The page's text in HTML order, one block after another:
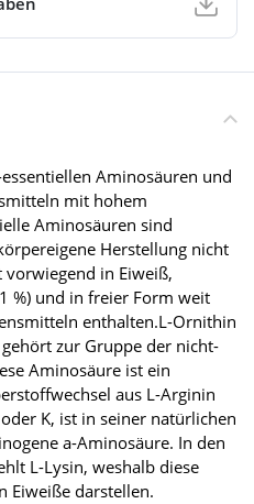
Aminosäuren und
mit hohem
Aminosäuren sind
Herstellung nicht
in Eiweiß,
%) und in freier Form weit
enthalten.L-Ornithin
zur Gruppe der nicht-
Aminosäure ist ein
aus L-Arginin
K, ist in seiner natürlichen
a-Aminosäure. In den
L-Lysin, weshalb diese
Eiweiße darstellen.